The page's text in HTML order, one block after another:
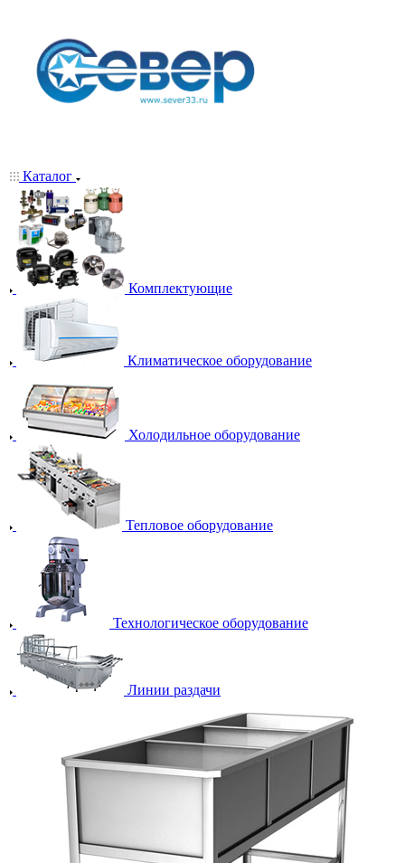
Каталог
Комплектующие
Климатическое оборудование
Холодильное оборудование
Тепловое оборудование
Технологическое оборудование
Линии раздачи